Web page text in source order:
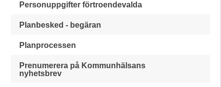
Personuppgifter förtroendevalda
Planbesked - begäran
Planprocessen
Prenumerera på Kommunhälsans
nyhetsbrev